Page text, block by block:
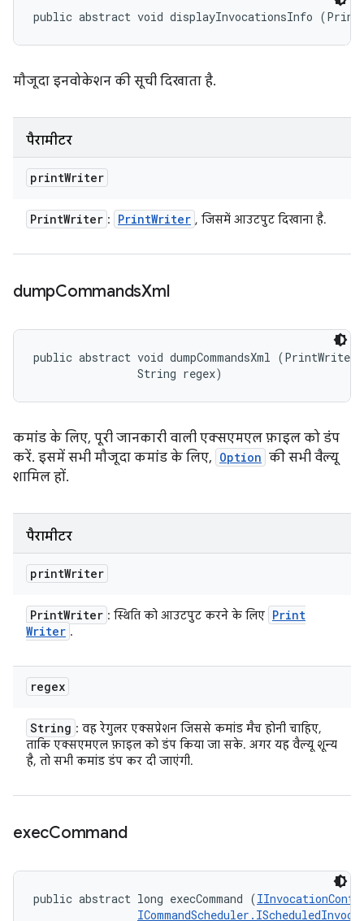
public abstract void displayInvocationsInfo
मौजूदा इनवोकेशन की सूची दिखाता है.
पैरामीटर
printWriter
PrintWriter : PrintWriter , जिसमें आउटपुट दिखाना है.
dumpCommandsXml
public abstract void dumpCommandsXml
                String regex)
कमांड के लिए, पूरी जानकारी वाली एक्सएमएल फ़ाइल को डंप
करें. इसमें सभी मौजूदा कमांड के लिए, Option की सभी वैल्यू
शामिल हों.
पैरामीटर
printWriter
PrintWriter : स्थिति को आउटपुट करने के लिए Print
Writer .
regex
String : वह रेगुलर एक्सप्रेशन जिससे कमांड मैच होनी चाहिए,
ताकि एक्सएमएल फ़ाइल को डंप किया जा सके. अगर यह वैल्यू शून्य
है, तो सभी कमांड डंप कर दी जाएंगी.
execCommand
public abstract long execCommand (